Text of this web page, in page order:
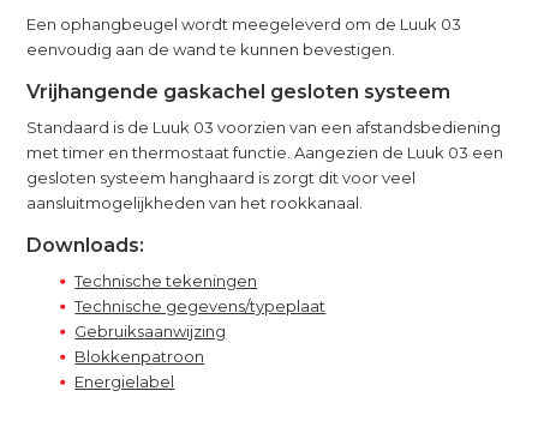
Een ophangbeugel wordt meegeleverd om de Luuk 03
eenvoudig aan de wand te kunnen bevestigen.
Vrijhangende gaskachel gesloten systeem
Standaard is de Luuk 03 voorzien van een afstandsbediening
met timer en thermostaat functie. Aangezien de Luuk 03 een
gesloten systeem hanghaard is zorgt dit voor veel
aansluitmogelijkheden van het rookkanaal.
Downloads:
Technische tekeningen
Technische gegevens/typeplaat
Gebruiksaanwijzing
Blokkenpatroon
Energielabel